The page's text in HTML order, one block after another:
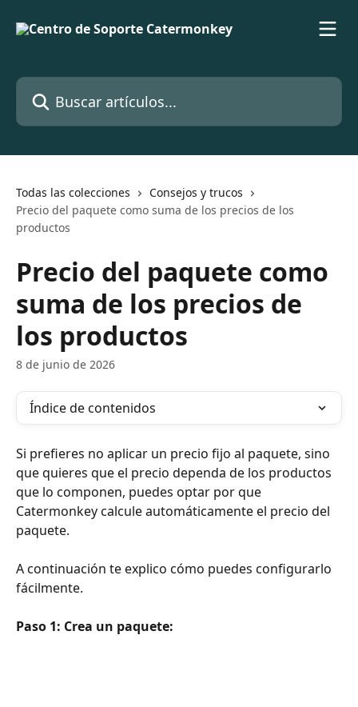
Buscar artículos...
Todas las colecciones
Consejos y trucos
Precio del paquete como suma de los precios de los
productos
Precio del paquete como
suma de los precios de
los productos
8 de junio de 2026
Índice de contenidos
Si prefieres no aplicar un precio fijo al paquete, sino
que quieres que el precio dependa de los productos
que lo componen, puedes optar por que
Catermonkey calcule automáticamente el precio del
paquete.
A continuación te explico cómo puedes configurarlo
fácilmente.
Paso 1: Crea un paquete: